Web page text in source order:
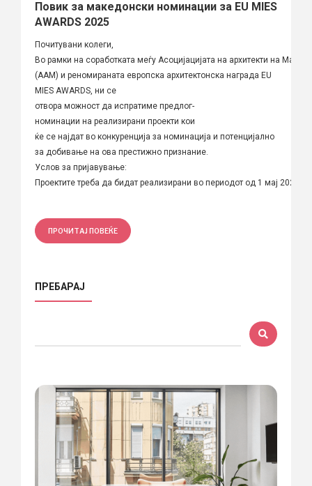
Повик за македонски номинации за EU MIES
AWARDS 2025
Почитувани колеги,
Во рамки на соработката меѓу Асоцијацијата на архитекти на
(ААМ) и реномираната европска архитектонска награда EU
MIES AWARDS, ни се
отвора можност да испратиме предлог-
номинации на реализирани проекти кои
ќе се најдат во конкуренција за номинација и потенцијално
за добивање на ова престижно признание.
Услов за пријавување:
Проектите треба да бидат реализирани во периодот од 1 мај 2023
ПРОЧИТАЈ ПОВЕЌЕ
ПРЕБАРАЈ